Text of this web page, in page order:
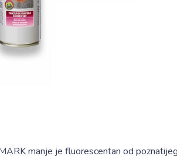
manje je fluorescentan od